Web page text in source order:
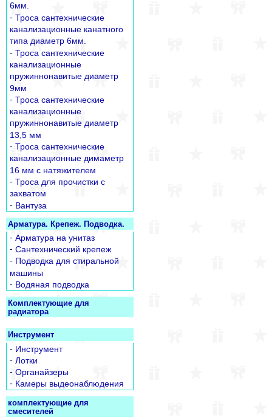
6мм.
- Троса сантехнические
канализационные канатного
типа диаметр 6мм.
- Троса сантехнические
канализационные
пружиннонавитые диаметр
9мм
- Троса сантехнические
канализационные
пружиннонавитые диаметр
13,5 мм
- Троса сантехнические
канализационные димаметр
16 мм с натяжителем
- Троса для прочистки с
захватом
- Вантуза
Арматура. Крепеж. Подводка.
- Арматура на унитаз
- Сантехнический крепеж
- Подводка для стиральной
машины
- Водяная подводка
Комплектующие для
радиатора
Инструмент
- Инструмент
- Лотки
- Органайзеры
- Камеры выдеонаблюдения
комплектующие для
смесителей